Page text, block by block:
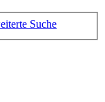
Suche